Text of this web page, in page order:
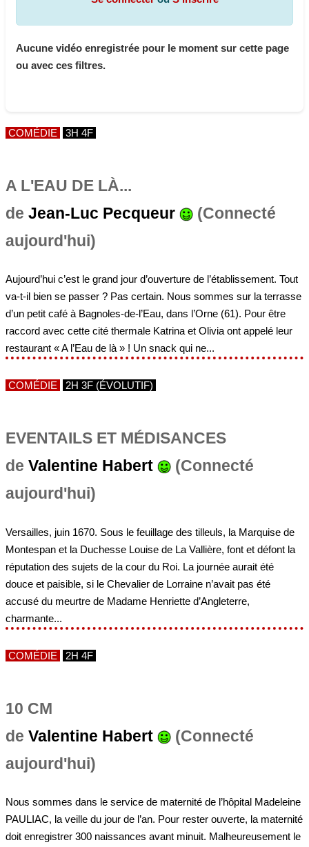
Aucune vidéo enregistrée pour le moment sur cette page
ou avec ces filtres.
COMÉDIE 3H 4F
A L'EAU DE LÀ...
de Jean-Luc Pecqueur
(Connecté
aujourd'hui)
Aujourd’hui c’est le grand jour d’ouverture de l’établissement. Tout
va-t-il bien se passer ? Pas certain. Nous sommes sur la terrasse
d’un petit café à Bagnoles-de-l’Eau, dans l’Orne (61). Pour être
raccord avec cette cité thermale Katrina et Olivia ont appelé leur
restaurant « A l’Eau de là » ! Un snack qui ne...
COMÉDIE 2H 3F (ÉVOLUTIF)
EVENTAILS ET MÉDISANCES
de Valentine Habert
(Connecté
aujourd'hui)
Versailles, juin 1670. Sous le feuillage des tilleuls, la Marquise de
Montespan et la Duchesse Louise de La Vallière, font et défont la
réputation des sujets de la cour du Roi. La journée aurait été
douce et paisible, si le Chevalier de Lorraine n’avait pas été
accusé du meurtre de Madame Henriette d’Angleterre,
charmante...
COMÉDIE 2H 4F
10 CM
de Valentine Habert
(Connecté
aujourd'hui)
Nous sommes dans le service de maternité de l’hôpital Madeleine
PAULIAC, la veille du jour de l’an. Pour rester ouverte, la maternité
doit enregistrer 300 naissances avant minuit. Malheureusement le